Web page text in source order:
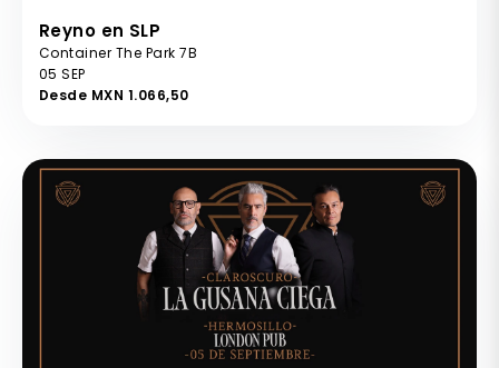
Reyno en SLP
Container The Park 7B
05 SEP
Desde MXN 1.066,50